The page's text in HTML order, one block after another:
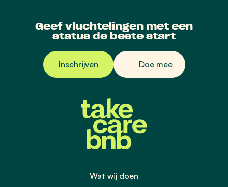
Geef vluchtelingen met een
status de beste start
Inschrijven Doe mee
Wat wij doen